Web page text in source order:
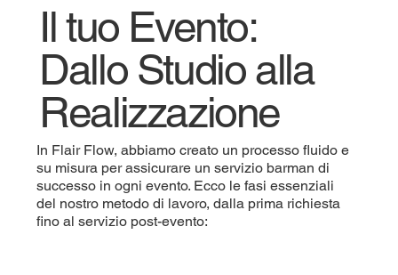
Il tuo Evento:
Dallo Studio alla
Realizzazione
In Flair Flow, abbiamo creato un processo fluido e
su misura per assicurare un servizio barman di
successo in ogni evento. Ecco le fasi essenziali
del nostro metodo di lavoro, dalla prima richiesta
fino al servizio post-evento: